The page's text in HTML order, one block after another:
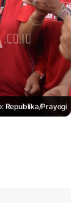
Republika/Prayogi